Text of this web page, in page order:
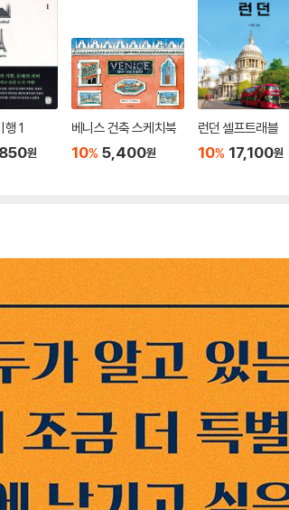
행 1
원
베니스 건축 스케치북
10% 5,400원
런던 셀프트래블
10% 17,100원